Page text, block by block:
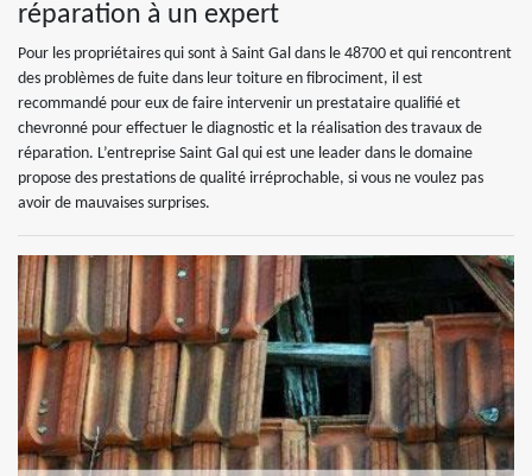
réparation à un expert
Pour les propriétaires qui sont à Saint Gal dans le 48700 et qui rencontrent
des problèmes de fuite dans leur toiture en fibrociment, il est
recommandé pour eux de faire intervenir un prestataire qualifié et
chevronné pour effectuer le diagnostic et la réalisation des travaux de
réparation. L’entreprise Saint Gal qui est une leader dans le domaine
propose des prestations de qualité irréprochable, si vous ne voulez pas
avoir de mauvaises surprises.